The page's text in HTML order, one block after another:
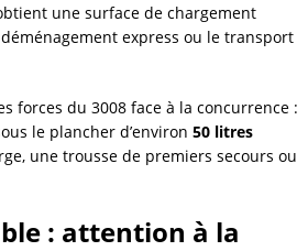
une surface de chargement
express ou le transport
forces du 3008 face à la concurrence :
le plancher d’environ 50 litres
une trousse de premiers secours ou
: attention à la